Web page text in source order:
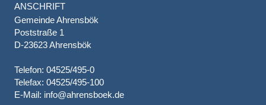
ANSCHRIFT
Gemeinde Ahrensbök
Poststraße 1
D-23623 Ahrensbök
Telefon: 04525/495-0
Telefax: 04525/495-100
E-Mail: info@ahrensboek.de